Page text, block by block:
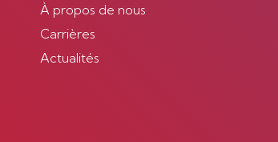
À propos de nous
Carrières
Actualités